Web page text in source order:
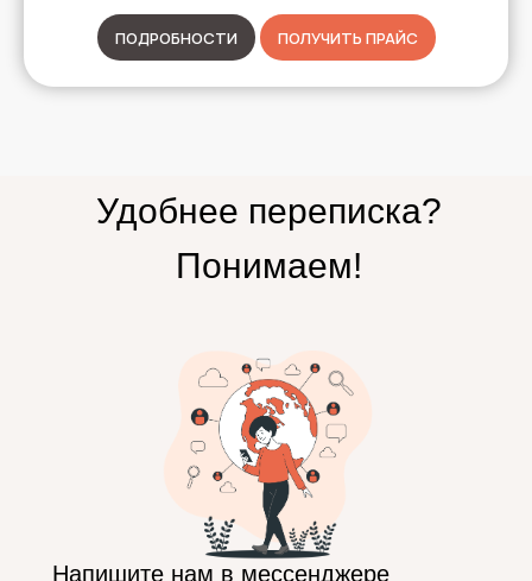
ПОДРОБНОСТИ ПОЛУЧИТЬ ПРАЙС
Напишите нам в мессенджере
Удобнее переписка?
Понимаем!